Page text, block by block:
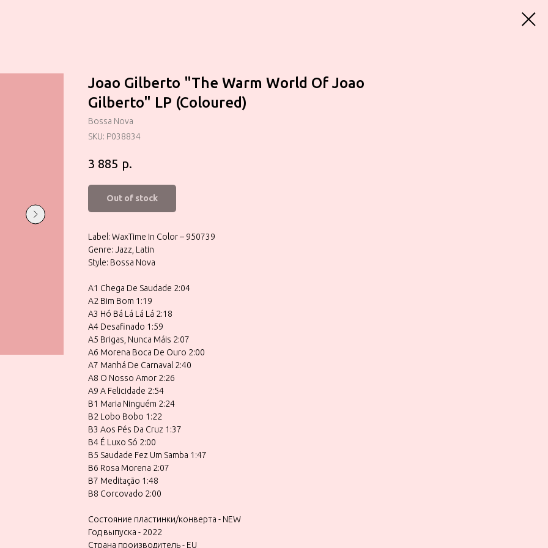
Joao Gilberto "The Warm World Of Joao
Gilberto" LP (Coloured)
Bossa Nova
SKU: P038834
3 885 р.
Out of stock
Label: WaxTime In Color – 950739
Genre: Jazz, Latin
Style: Bossa Nova
A1 Chega De Saudade 2:04
A2 Bim Bom 1:19
A3 Hó Bá Lá Lá Lá 2:18
A4 Desafinado 1:59
A5 Brigas, Nunca Máis 2:07
A6 Morena Boca De Ouro 2:00
A7 Manhá De Carnaval 2:40
A8 O Nosso Amor 2:26
A9 A Felicidade 2:54
B1 Maria Ninguém 2:24
B2 Lobo Bobo 1:22
B3 Aos Pés Da Cruz 1:37
B4 É Luxo Só 2:00
B5 Saudade Fez Um Samba 1:47
B6 Rosa Morena 2:07
B7 Meditação 1:48
B8 Corcovado 2:00
Состояние пластинки/конверта - NEW
Год выпуска - 2022
Страна производитель - EU